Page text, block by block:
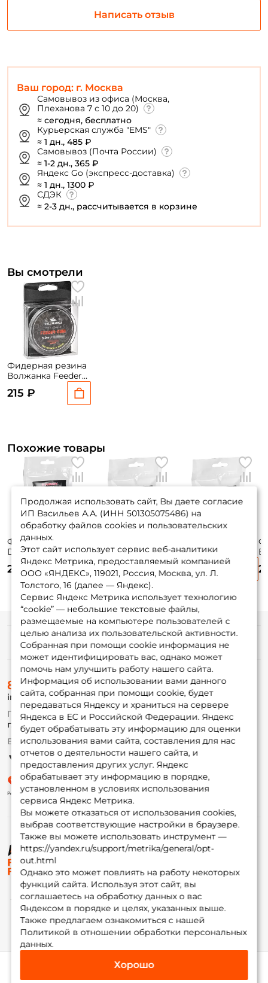
Каталог Избранное Корзина Инфо Мой Fox
Ваш город: г. Москва
Самовывоз из офиса (Москва,
Плеханова 7 с 10 до 20)
≈ сегодня, бесплатно
Курьерская служба "EMS"
≈ 1 дн., 485 ₽
Самовывоз (Почта России)
≈ 1-2 дн., 365 ₽
Яндекс Go (экспресс-доставка)
≈ 1 дн., 1300 ₽
СДЭК
≈ 2-3 дн., рассчитывается в корзине
Написать отзыв
Вы смотрели
Фидерная резина
Волжанка Feeder
215 ₽
Похожие товары
Фидерная резина
Dunaev Gum Black
1.0mm
235 ₽
Dunaev Gum Clear
0.7mm
235 ₽
Dunaev Gum Clear
1.0mm
235 ₽
Продолжая использовать сайт, Вы даете согласие
ИП Васильев А.А. (ИНН 501305075486) на
обработку файлов cookies и пользовательских
данных.
Этот сайт использует сервис веб-аналитики
Яндекс Метрика, предоставляемый компанией
ООО «ЯНДЕКС», 119021, Россия, Москва, ул. Л.
Толстого, 16 (далее — Яндекс).
Сервис Яндекс Метрика использует технологию
“cookie” — небольшие текстовые файлы,
размещаемые на компьютере пользователей с
целью анализа их пользовательской активности.
Собранная при помощи cookie информация не
может идентифицировать вас, однако может
помочь нам улучшить работу нашего сайта.
Информация об использовании вами данного
сайта, собранная при помощи cookie, будет
передаваться Яндексу и храниться на сервере
Яндекса в ЕС и Российской Федерации. Яндекс
будет обрабатывать эту информацию для оценки
использования вами сайта, составления для нас
отчетов о деятельности нашего сайта, и
предоставления других услуг. Яндекс
обрабатывает эту информацию в порядке,
установленном в условиях использования
сервиса Яндекс Метрика.
Вы можете отказаться от использования cookies,
выбрав соответствующие настройки в браузере.
Также вы можете использовать инструмент —
https://yandex.ru/support/metrika/general/opt-
out.html
Однако это может повлиять на работу некоторых
функций сайта. Используя этот сайт, вы
соглашаетесь на обработку данных о вас
Яндексом в порядке и целях, указанных выше.
Также предлагаем ознакомиться с нашей
Политикой в отношении обработки персональных
данных.
Хорошо
Номер телефона: *
Придумайте пароль: *
Повторите пароль: *
Заполняя данную форму вы соглашаетесь на обработку
персональных данных
Создать аккаунт
У меня уже есть аккаунт
© ФоксФишинг, 2009-2026
Информация
О магазине
Доставка
Оплата
Fox-bonus
Гуру
Партнерская программа
8 (495) 532-77-88
info@foxfishing.ru
По вопросам с заказом
г. Москва, ул. Плеханова д.7
Ежедневно 10:00 до 20:00